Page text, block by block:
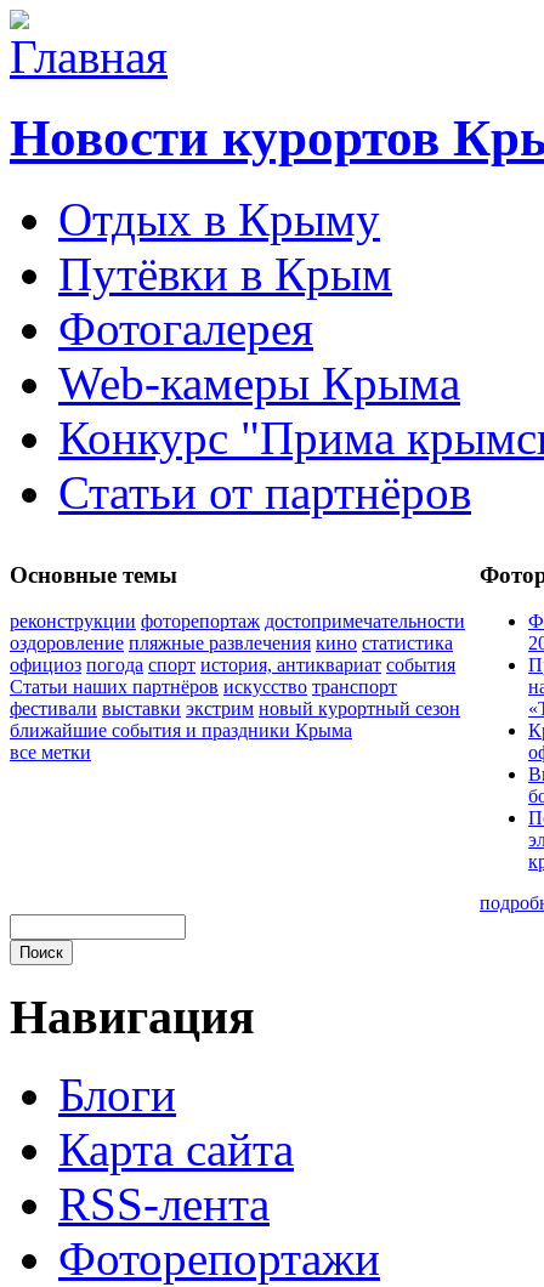
Новости курортов
Отдых в Крыму
Путёвки в Крым
Фотогалерея
Web-камеры Крыма
Конкурс "Прима
Статьи от партнёров
Основные темы
реконструкции фоторепортаж достопримечательности
оздоровление пляжные развлечения кино статистика
официоз погода спорт история, антиквариат события
Статьи наших партнёров искусство транспорт
фестивали выставки экстрим новый курортный сезон
ближайшие события и праздники Крыма
все метки
Навигация
Блоги
Карта сайта
RSS-лента
Фоторепортажи